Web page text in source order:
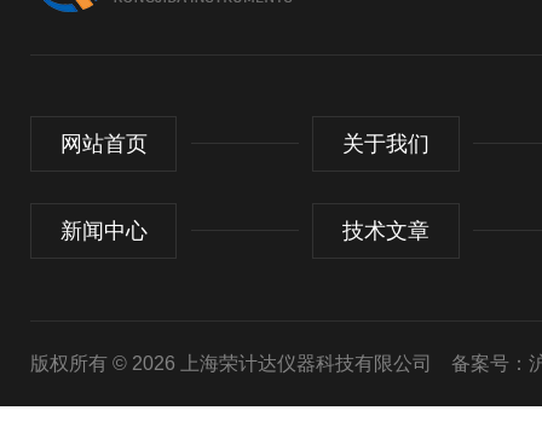
网站首页 关于我们
新闻中心 技术文章
版权所有 © 2026 上海荣计达仪器科技有限公司 备案号：